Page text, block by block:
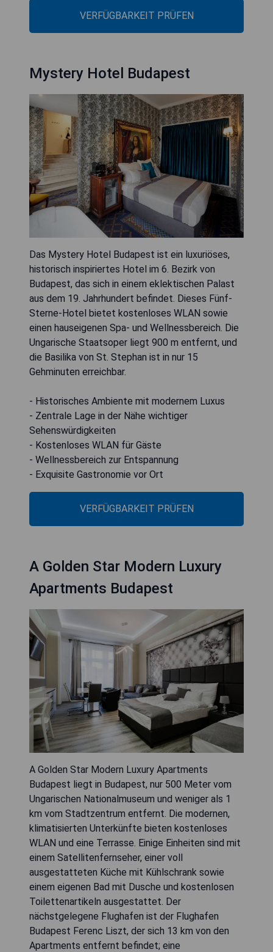
VERFÜGBARKEIT PRÜFEN
Mystery Hotel Budapest
Das Mystery Hotel Budapest ist ein luxuriöses,
historisch inspiriertes Hotel im 6. Bezirk von
Budapest, das sich in einem eklektischen Palast
aus dem 19. Jahrhundert befindet. Dieses Fünf-
Sterne-Hotel bietet kostenloses WLAN sowie
einen hauseigenen Spa- und Wellnessbereich. Die
Ungarische Staatsoper liegt 900 m entfernt, und
die Basilika von St. Stephan ist in nur 15
Gehminuten erreichbar.
- Historisches Ambiente mit modernem Luxus
- Zentrale Lage in der Nähe wichtiger
Sehenswürdigkeiten
- Kostenloses WLAN für Gäste
- Wellnessbereich zur Entspannung
- Exquisite Gastronomie vor Ort
VERFÜGBARKEIT PRÜFEN
A Golden Star Modern Luxury
Apartments Budapest
A Golden Star Modern Luxury Apartments
Budapest liegt in Budapest, nur 500 Meter vom
Ungarischen Nationalmuseum und weniger als 1
km vom Stadtzentrum entfernt. Die modernen,
klimatisierten Unterkünfte bieten kostenloses
WLAN und eine Terrasse. Einige Einheiten sind mit
einem Satellitenfernseher, einer voll
ausgestatteten Küche mit Kühlschrank sowie
einem eigenen Bad mit Dusche und kostenlosen
Toilettenartikeln ausgestattet. Der
nächstgelegene Flughafen ist der Flughafen
Budapest Ferenc Liszt, der sich 13 km von den
Apartments entfernt befindet; eine